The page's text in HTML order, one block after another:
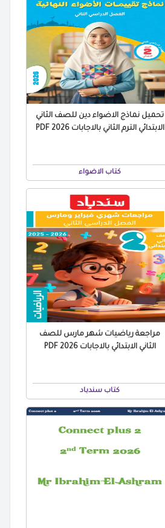
تحميل نماذج الاضواء دين للصف الثاني
الابتدائي الترم الثاني بالاجابات 2026 PDF
كتاب الاضواء
مراجعة رياضيات شهر مارس للصف
الثاني الابتدائي بالاجابات 2026 PDF
كتاب سندباد